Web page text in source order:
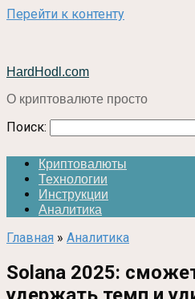
Перейти к контенту
HardHodl.com
О криптовалюте просто
Поиск:
Криптовалюты
Технологии
Инструкции
Аналитика
Главная » Аналитика
Solana 2025: